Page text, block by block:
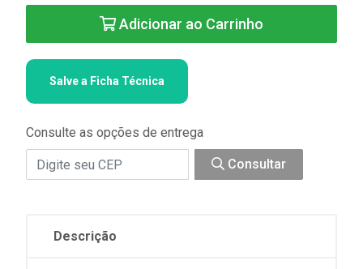
Adicionar ao Carrinho
Salve a Ficha Técnica
Consulte as opções de entrega
Consultar
Descrição